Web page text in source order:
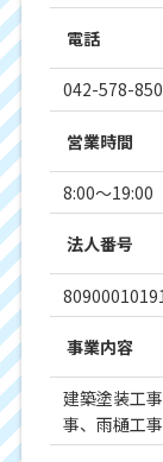
電話
042-578-
営業時間
8:00～
法人番号
事業内容
建築塗装工
事、雨樋工事